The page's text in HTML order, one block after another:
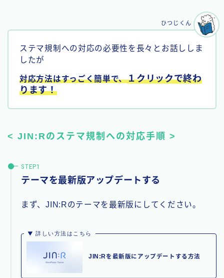
ステマ規制への対応の必要性を長々とお話ししま
したが
対応方法はすっごく簡単で、１クリックで終わ
ります！
ひつじくん
< JIN:Rのステマ規制への対応手順 >
テーマを最新版アップデートする
まず、JIN:Rのテーマを最新版にしてください。
▼ 詳しい方法はこちら
JIN:Rを最新版にアップデートする方法